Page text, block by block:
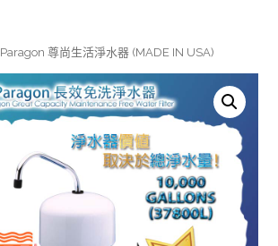
Paragon 尊尚生活淨水器 (MADE IN USA)